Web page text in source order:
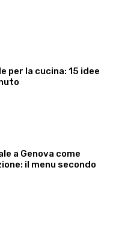
per la cucina: 15 idee
a Genova come
il menu secondo